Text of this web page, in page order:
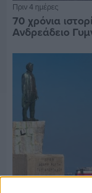
Πριν 4 ημέρες
70 χρόνια
Ανδρεάδειο